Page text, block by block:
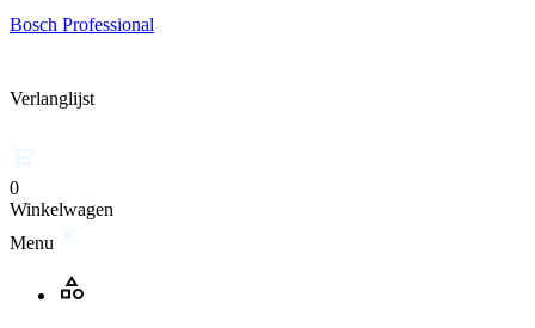
Bosch Professional
Verlanglijst
0
Winkelwagen
Menu